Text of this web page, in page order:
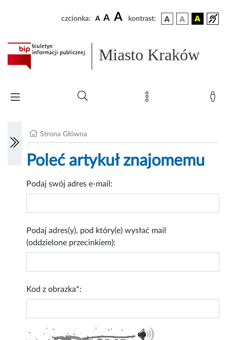
czcionka: A A A kontrast:
Miasto Kraków
Strona Główna
Poleć artykuł znajomemu
Podaj swój adres e-mail:
Podaj adres(y), pod który(e) wysłać mail
(oddzielone przecinkiem):
Kod z obrazka*: